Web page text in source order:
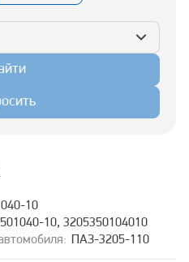
10
10, 3205350104010
ПАЗ-3205-110